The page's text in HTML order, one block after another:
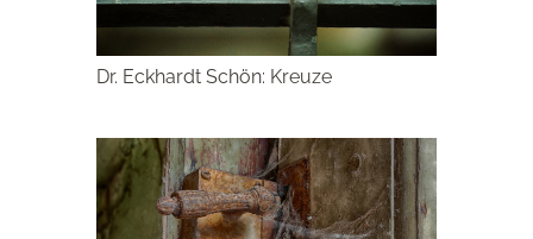
Dr. Eckhardt Schön: Kreuze